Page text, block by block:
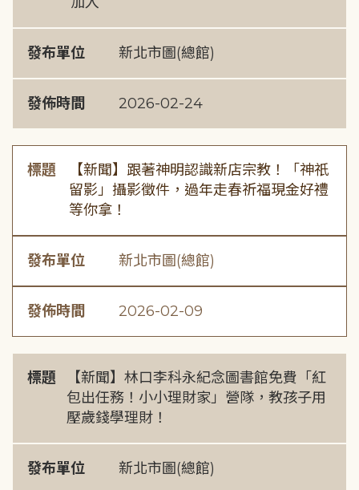
發布單位 新北市圖(總館)
發佈時間 2026-02-24
標題
【新聞】跟著神明認識新店宗教！「神祇
留影」攝影徵件，過年走春祈福現金好禮
等你拿！
發布單位 新北市圖(總館)
發佈時間 2026-02-09
標題
【新聞】林口李科永紀念圖書館免費「紅
包出任務！小小理財家」營隊，教孩子用
壓歲錢學理財！
發布單位 新北市圖(總館)